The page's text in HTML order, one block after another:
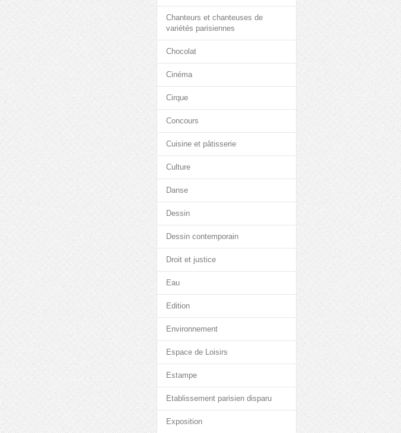
Chanteurs et chanteuses de
variétés parisiennes
Chocolat
Cinéma
Cirque
Concours
Cuisine et pâtisserie
Culture
Danse
Dessin
Dessin contemporain
Droit et justice
Eau
Edition
Environnement
Espace de Loisirs
Estampe
Etablissement parisien disparu
Exposition